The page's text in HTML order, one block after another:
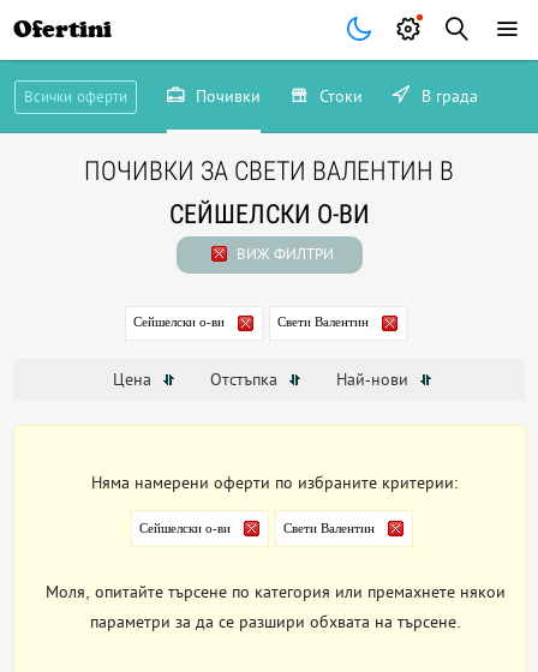
Ofertini
Всички оферти Почивки Стоки В града
ПОЧИВКИ ЗА СВЕТИ ВАЛЕНТИН В
СЕЙШЕЛСКИ О-ВИ
ВИЖ ФИЛТРИ
Сейшелски о-ви Свети Валентин
Цена Отстъпка Най-нови
Няма намерени оферти по избраните критерии:
Сейшелски о-ви Свети Валентин
Моля, опитайте търсене по категория или премахнете някои
параметри за да се разшири обхвата на търсене.